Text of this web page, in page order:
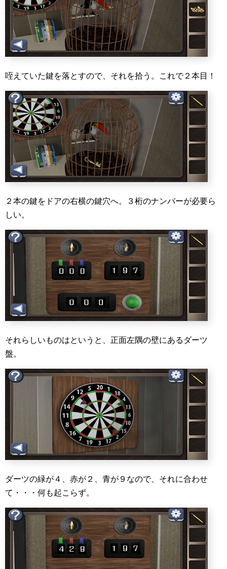
咥えていた鍵を落とすので、それを拾う。これで２本目！
２本の鍵をドアの右横の鍵穴へ。３桁のナンバーが必要ら
しい。
それらしいものはというと、正面左隅の壁にあるダーツ
盤。
ダーツの緑が４、赤が２、青が９なので、それに合わせ
て・・・何も起こらず。